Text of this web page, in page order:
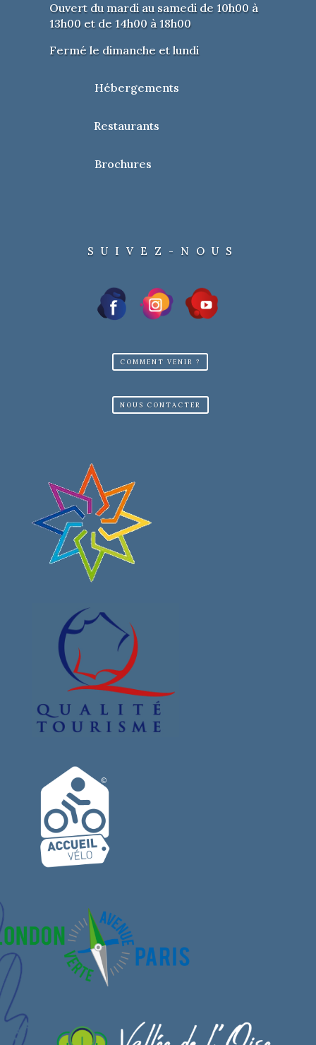
Ouvert du mardi au samedi de 10h00 à
13h00 et de 14h00 à 18h00
Fermé le dimanche et lundi
Hébergements
Restaurants
Brochures
SUIVEZ-NOUS
COMMENT VENIR ?
NOUS CONTACTER